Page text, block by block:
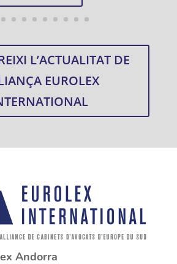
L’ACTUALITAT DE
EUROLEX
Andorra